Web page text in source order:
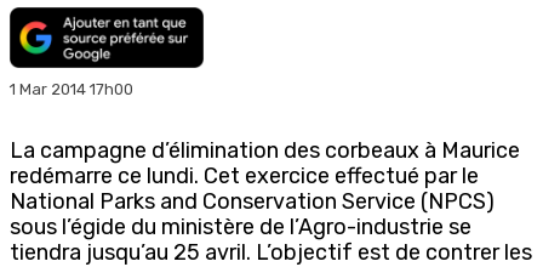
1 Mar 2014 17h00
La campagne d’élimination des corbeaux à Maurice
redémarre ce lundi. Cet exercice effectué par le
National Parks and Conservation Service (NPCS)
sous l’égide du ministère de l’Agro-industrie se
tiendra jusqu’au 25 avril. L’objectif est de contrer les